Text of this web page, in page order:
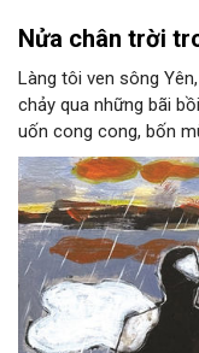
Nửa chân trời
Làng tôi ven sông
chảy qua những bãi
uốn cong cong, bốn
hoàng hôn, khi nắng
lại thẫm màu như có